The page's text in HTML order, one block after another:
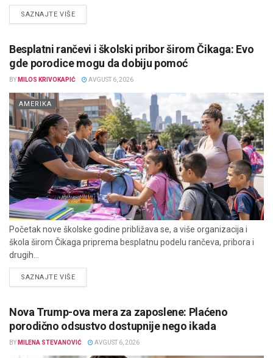
SAZNAJTE VIŠEDETAILS
Besplatni rančevi i školski pribor širom Čikaga: Evo
gde porodice mogu da dobiju pomoć
BY MILOS KRIVOKAPIĆ AVGUST 6, 2026
AMERIKA
Početak nove školske godine približava se, a više organizacija i
škola širom Čikaga priprema besplatnu podelu rančeva, pribora i
drugih...
SAZNAJTE VIŠEDETAILS
Nova Trump-ova mera za zaposlene: Plaćeno
porodično odsustvo dostupnije nego ikada
BY MILENA STEVANOVIĆ AVGUST 6, 2026